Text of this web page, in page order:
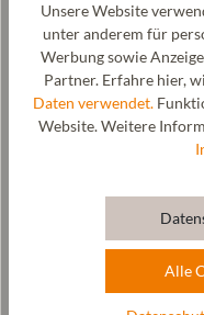
vegetabil gegerbtem Leder.
Hersteller: Gottstein
Ötztal-Bahnhof, AUSTRIA,
Unsere Website
unter anderem für
Werbung sowie
Partner. Erfahre hier,
Daten verwendet.
Website. Weitere
Alle